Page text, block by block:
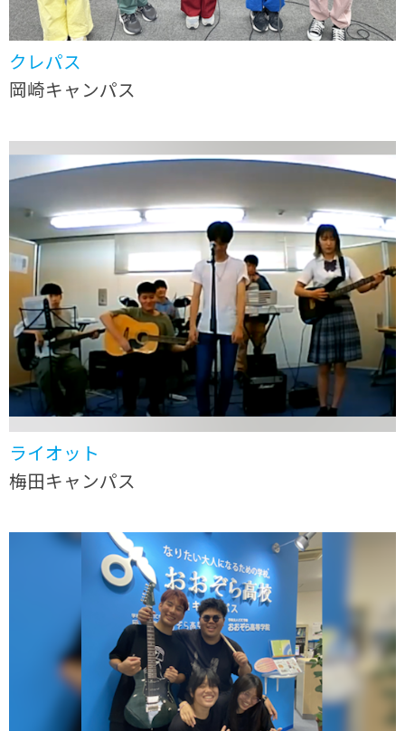
クレパス
岡崎キャンパス
ライオット
梅田キャンパス